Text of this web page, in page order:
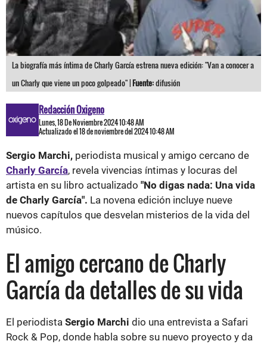
La biografía más íntima de Charly García estrena nueva edición: "Van a conocer a
un Charly que viene un poco golpeado" |Fuente:difusión
Redacción Oxigeno
Lunes, 18 De Noviembre 2024 10:48 AM
Actualizado el 18 de noviembre del 2024 10:48 AM
Sergio Marchi, periodista musical y amigo cercano de
Charly García, revela vivencias íntimas y locuras del
artista en su libro actualizado "No digas nada: Una vida
de Charly García". La novena edición incluye nueve
nuevos capítulos que desvelan misterios de la vida del
músico.
El amigo cercano de Charly
García da detalles de su vida
El periodista Sergio Marchi dio una entrevista a Safari
Rock & Pop, donde habla sobre su nuevo proyecto y da